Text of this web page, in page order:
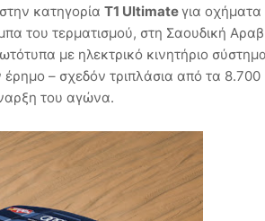
κατηγορία T1 Ultimateγια οχήματα
του τερματισμού, στη Σαουδική
με ηλεκτρικό κινητήριο
– σχεδόν τριπλάσια από τα 8.700
του αγώνα.